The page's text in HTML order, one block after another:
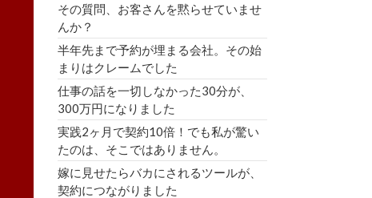
その質問、お客さんを黙らせていませ
んか？
半年先まで予約が埋まる会社。その始
まりはクレームでした
仕事の話を一切しなかった30分が、
300万円になりました
実践2ヶ月で契約10倍！でも私が驚い
たのは、そこではありません。
嫁に見せたらバカにされるツールが、
契約につながりました